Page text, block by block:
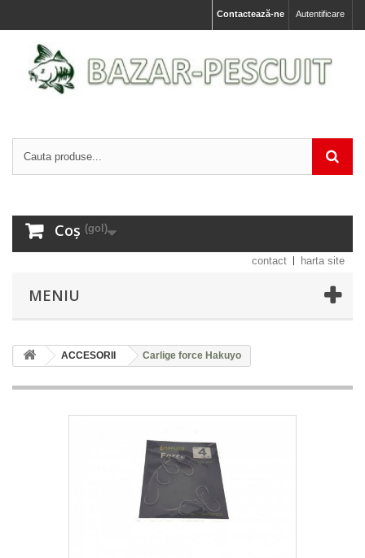
Autentificare
Contactează-ne
Coș (gol)
contact harta site
MENIU
ACCESORII Carlige force Hakuyo